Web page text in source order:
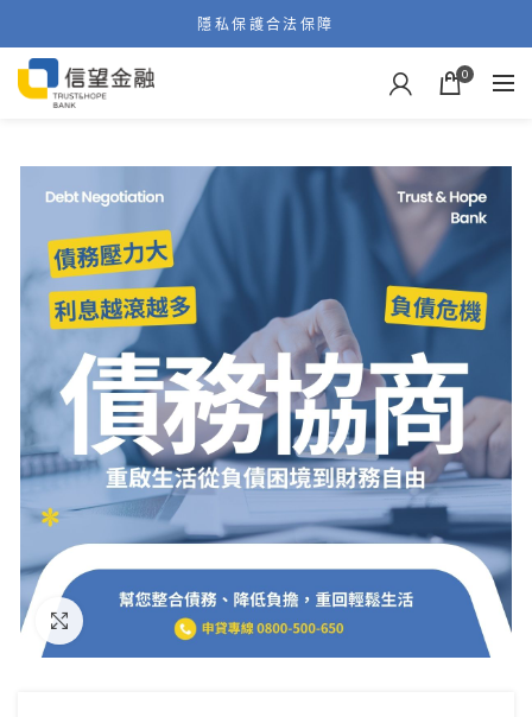
隱私保護合法保障
0